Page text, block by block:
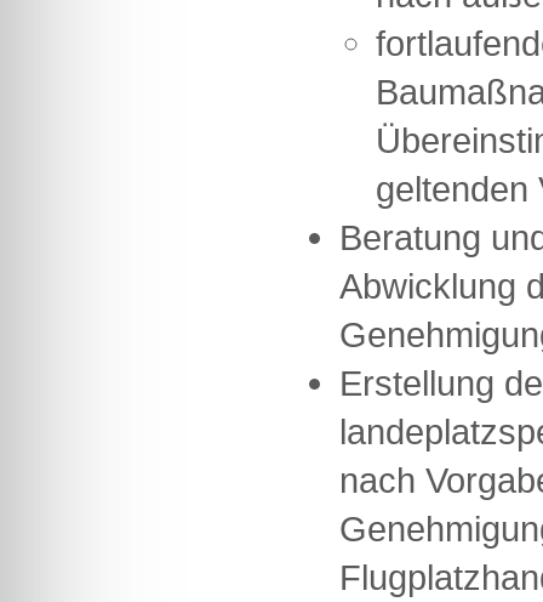
geltenden
Beratung
Abwicklung
Erstellung
nach